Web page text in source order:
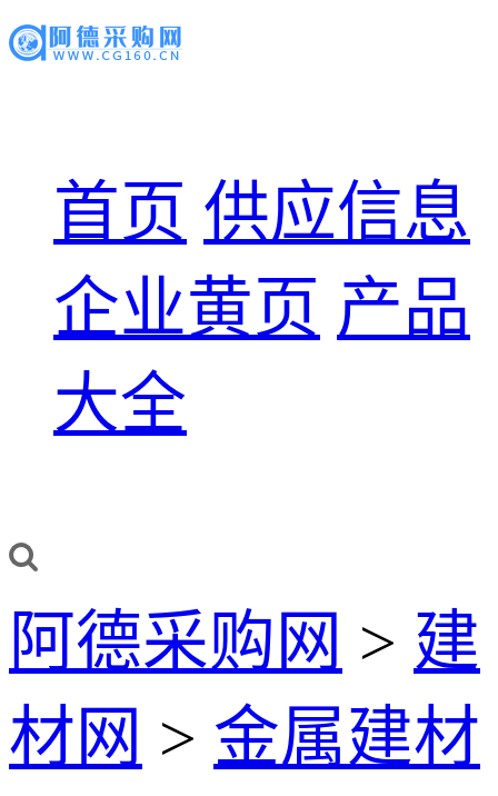
首页 供应信息
企业黄页 产品
大全
阿德采购网 > 建
材网 > 金属建材